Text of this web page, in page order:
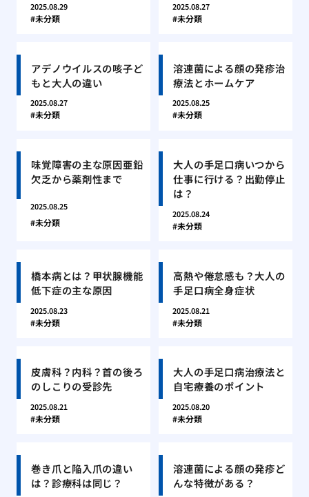
2025.08.29
未分類
2025.08.27
未分類
アデノウイルスの咳子ど
もと大人の違い
2025.08.27
未分類
溶連菌による顔の発疹治
療法とホームケア
2025.08.25
未分類
味覚障害の主な原因亜鉛
欠乏から薬剤性まで
2025.08.25
未分類
大人の手足口病いつから
仕事に行ける？出勤停止
は？
2025.08.24
未分類
橋本病とは？甲状腺機能
低下症の主な原因
2025.08.23
未分類
高熱や倦怠感も？大人の
手足口病全身症状
2025.08.21
未分類
皮膚科？内科？首の後ろ
のしこりの受診先
2025.08.21
未分類
大人の手足口病治療法と
自宅療養のポイント
2025.08.20
未分類
巻き爪と陥入爪の違い
は？診療科は同じ？
溶連菌による顔の発疹ど
んな特徴がある？